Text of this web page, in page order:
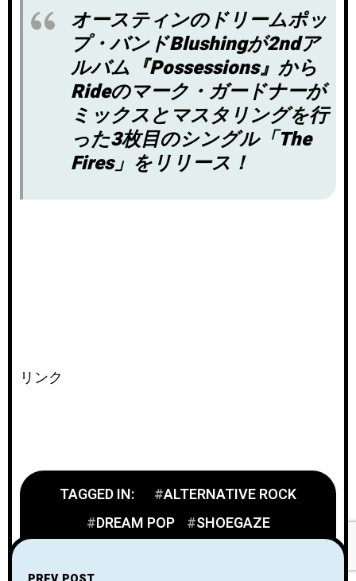
オースティンのドリームポッ
プ・バンドBlushingが2ndア
ルバム『Possessions』から
Rideのマーク・ガードナーが
ミックスとマスタリングを行
った3枚目のシングル「The
Fires」をリリース！
リンク
TAGGED IN:
ALTERNATIVE ROCK
DREAM POP
SHOEGAZE